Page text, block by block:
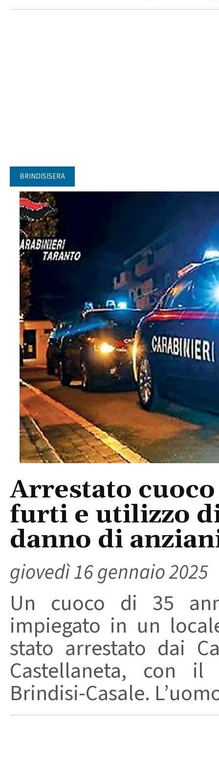
BRINDISISERA
Arrestato
furti e utilizzo
danno di
giovedì 16 gennaio 2025
Un cuoco di 35
impiegato in un
stato arrestato dai
Castellaneta, con
Brindisi-Casale.